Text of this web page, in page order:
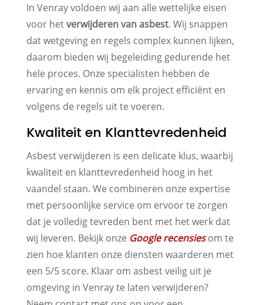
In Venray voldoen wij aan alle wettelijke eisen
voor hetverwijderen van asbest. Wij snappen
dat wetgeving en regels complex kunnen lijken,
daarom bieden wij begeleiding gedurende het
hele proces. Onze specialisten hebben de
ervaring en kennis om elk project efficiënt en
volgens de regels uit te voeren.
Kwaliteit en Klanttevredenheid
Asbest verwijderen is een delicate klus, waarbij
kwaliteit en klanttevredenheid hoog in het
vaandel staan. We combineren onze expertise
met persoonlijke service om ervoor te zorgen
dat je volledig tevreden bent met het werk dat
wij leveren. Bekijk onze Google recensiesom te
zien hoe klanten onze diensten waarderen met
een 5/5 score. Klaar om asbest veilig uit je
omgeving in Venray te laten verwijderen?